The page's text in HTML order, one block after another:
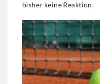
bisher keine Reaktion.